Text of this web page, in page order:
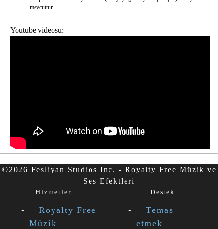
mevcuttur
Youtube videosu:
©2026 Fesliyan Studios Inc. - Royalty Free Müzik ve
Ses Efektleri
Hizmetler
Royalty Free
Müzik
Destek
Temas
etmek